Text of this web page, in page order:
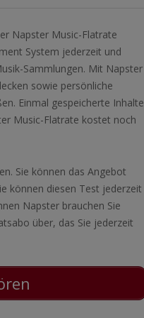
Napster Music-Flatrate
System jederzeit und
Sammlungen. Mit Napster
sowie persönliche
Einmal gespeicherte Inhalte
Music-Flatrate kostet noch
Sie können das Angebot
können diesen Test jederzeit
Napster brauchen Sie
über, das Sie jederzeit